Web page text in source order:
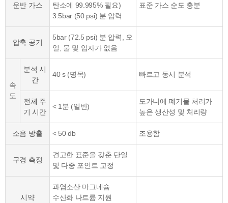
운반 가스
탄소에 99.995% 필요)
3.5bar (50 psi) 분 압력
표준 가스 순도 충분
압축 공기
5bar (72.5 psi) 분 압력, 오
일, 물 및 입자가 없음
속
도
분석 시
간
40 s (명목) 빠르고 동시 분석
전체 주
기 시간
< 1분 (일반)
도가니에 폐기물 처리가
높은 생산성 및 처리량
소음 방출 < 50 db 조용함
구경 측정
견고한 표준을 갖춘 단일
및 다중 포인트 교정
시약
과염소산 마그네슘
수산화 나트륨 지원